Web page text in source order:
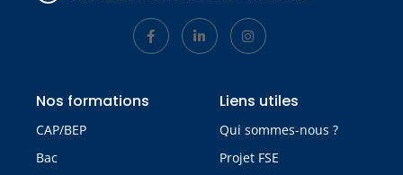
Nos formations
CAP/BEP
Bac
Liens utiles
Qui sommes-nous ?
Projet FSE